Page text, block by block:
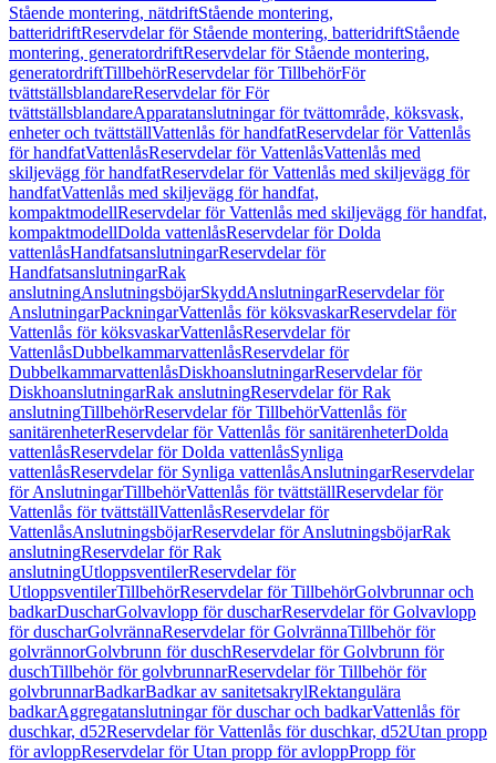
Stående montering, nätdriftStående montering,
batteridriftReservdelar för Stående montering, batteridriftStående
montering, generatordriftReservdelar för Stående montering,
generatordriftTillbehörReservdelar för TillbehörFör
tvättställsblandareReservdelar för För
tvättställsblandareApparatanslutningar för tvättområde, köksvask,
enheter och tvättställVattenlås för handfatReservdelar för Vattenlås
för handfatVattenlåsReservdelar för VattenlåsVattenlås med
skiljevägg för handfatReservdelar för Vattenlås med skiljevägg för
handfatVattenlås med skiljevägg för handfat,
kompaktmodellReservdelar för Vattenlås med skiljevägg för handfat,
kompaktmodellDolda vattenlåsReservdelar för Dolda
vattenlåsHandfatsanslutningarReservdelar för
HandfatsanslutningarRak
anslutningAnslutningsböjarSkyddAnslutningarReservdelar för
AnslutningarPackningarVattenlås för köksvaskarReservdelar för
Vattenlås för köksvaskarVattenlåsReservdelar för
VattenlåsDubbelkammarvattenlåsReservdelar för
DubbelkammarvattenlåsDiskhoanslutningarReservdelar för
DiskhoanslutningarRak anslutningReservdelar för Rak
anslutningTillbehörReservdelar för TillbehörVattenlås för
sanitärenheterReservdelar för Vattenlås för sanitärenheterDolda
vattenlåsReservdelar för Dolda vattenlåsSynliga
vattenlåsReservdelar för Synliga vattenlåsAnslutningarReservdelar
för AnslutningarTillbehörVattenlås för tvättställReservdelar för
Vattenlås för tvättställVattenlåsReservdelar för
VattenlåsAnslutningsböjarReservdelar för AnslutningsböjarRak
anslutningReservdelar för Rak
anslutningUtloppsventilerReservdelar för
UtloppsventilerTillbehörReservdelar för TillbehörGolvbrunnar och
badkarDuscharGolvavlopp för duscharReservdelar för Golvavlopp
för duscharGolvrännaReservdelar för GolvrännaTillbehör för
golvrännorGolvbrunn för duschReservdelar för Golvbrunn för
duschTillbehör för golvbrunnarReservdelar för Tillbehör för
golvbrunnarBadkarBadkar av sanitetsakrylRektangulära
badkarAggregatanslutningar för duschar och badkarVattenlås för
duschkar, d52Reservdelar för Vattenlås för duschkar, d52Utan propp
för avloppReservdelar för Utan propp för avloppPropp för